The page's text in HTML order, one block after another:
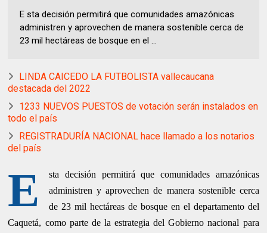
E sta decisión permitirá que comunidades amazónicas
administren y aprovechen de manera sostenible cerca de
23 mil hectáreas de bosque en el ...
LINDA CAICEDO LA FUTBOLISTA vallecaucana
destacada del 2022
1233 NUEVOS PUESTOS de votación serán instalados en
todo el país
REGISTRADURÍA NACIONAL hace llamado a los notarios
del país
E
sta decisión permitirá que comunidades amazónicas
administren y aprovechen de manera sostenible cerca
de 23 mil hectáreas de bosque en el departamento del
Caquetá, como parte de la estrategia del Gobierno nacional para